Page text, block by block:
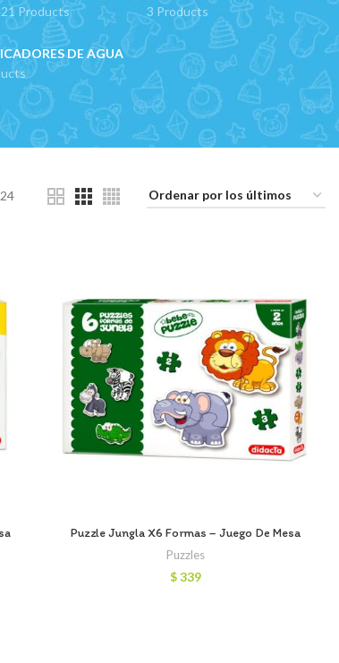
Products
3 Products
DE AGUA
24
Puzzle Jungla X6 Formas – Juego De Mesa
Puzzles
$339